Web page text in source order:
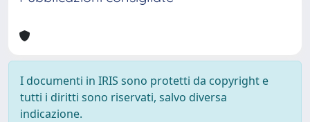
I documenti in IRIS sono protetti da copyright e
tutti i diritti sono riservati, salvo diversa
indicazione.